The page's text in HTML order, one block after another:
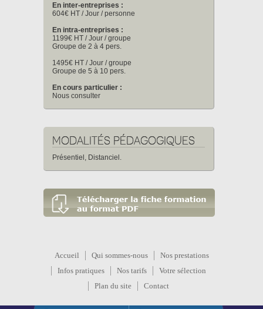
En inter-entreprises :
604€ HT / Jour / personne
En intra-entreprises :
1199€ HT / Jour / groupe
Groupe de 2 à 4 pers.
1495€ HT / Jour / groupe
Groupe de 5 à 10 pers.
En cours particulier :
Nous consulter
MODALITÉS PÉDAGOGIQUES
Présentiel, Distanciel.
Accueil Qui sommes-nous
Nos prestations
Infos pratiques
Nos tarifs
Votre sélection
Plan du site
Contact